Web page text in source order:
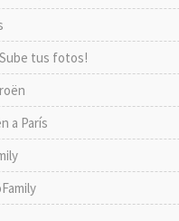
tus fotos!
a París